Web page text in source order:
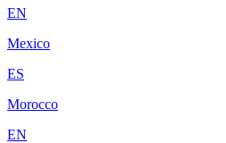
EN
Mexico
ES
Morocco
EN